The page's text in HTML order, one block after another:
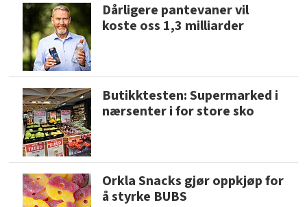
Dårligere pantevaner vil
koste oss 1,3 milliarder
Butikktesten: Supermarked i
nærsenter i for store sko
Orkla Snacks gjør oppkjøp for
å styrke BUBS